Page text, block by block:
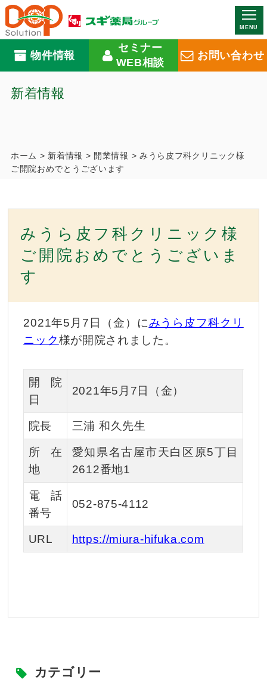
MENU
物件情報
セミナー
WEB相談
お問い合わせ
新着情報
ホーム > 新着情報 > 開業情報 > みうら皮フ科クリニック様
ご開院おめでとうございます
みうら皮フ科クリニック様
ご開院おめでとうございま
す
2021年5月7日（金）にみうら皮フ科クリ
ニック様が開院されました。
開院
日
2021年5月7日（金）
院長 三浦 和久先生
所在
地
愛知県名古屋市天白区原5丁目
2612番地1
電話
番号
052-875-4112
URL https://miura-hifuka.com
カテゴリー